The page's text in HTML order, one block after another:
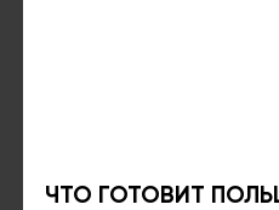
ЧТО ГОТОВИТ